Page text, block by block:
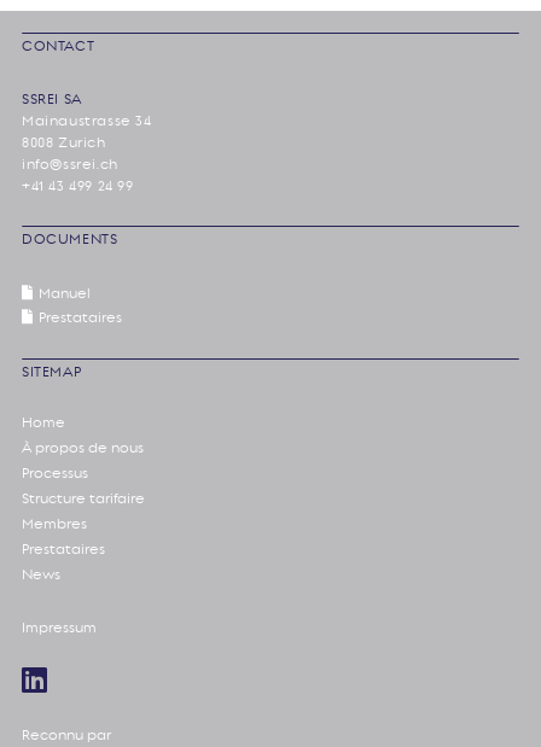
CONTACT
SSREI SA
Mainaustrasse 34
8008 Zurich
info@ssrei.ch
+41 43 499 24 99
DOCUMENTS
Manuel
Prestataires
SITEMAP
Home
À propos de nous
Processus
Structure tarifaire
Membres
Prestataires
News
Impressum
Reconnu par